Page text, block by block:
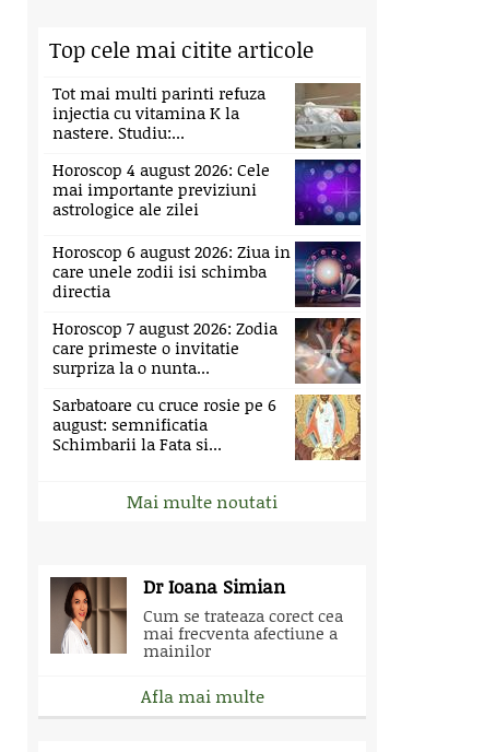
Top cele mai citite articole
Tot mai multi parinti refuza
injectia cu vitamina K la
nastere. Studiu:...
Horoscop 4 august 2026: Cele
mai importante previziuni
astrologice ale zilei
Horoscop 6 august 2026: Ziua in
care unele zodii isi schimba
directia
Horoscop 7 august 2026: Zodia
care primeste o invitatie
surpriza la o nunta...
Sarbatoare cu cruce rosie pe 6
august: semnificatia
Schimbarii la Fata si...
Mai multe noutati
Dr Ioana Simian
Cum se trateaza corect cea
mai frecventa afectiune a
mainilor
Afla mai multe